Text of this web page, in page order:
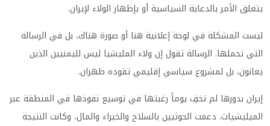
يتعلق الأمر بالدعاية السياسية أو بإظهار الولاء لإيران.
ليست المشكلة في لوحة إعلانية هنا أو صورة هناك، بل في الرسالة
التي تحملها. الرسالة تقول إن ولاء المليشيا ليس لليمنيين الذين
يعانون، بل لمشروع سياسي إقليمي تقوده طهران.
إيران بدورها لم تخفِ يوماً رغبتها في توسيع نفوذها في المنطقة عبر
الميليشيات. دعمت الحوثيين بالسلاح والخبراء والمال، وكانت النتيجة